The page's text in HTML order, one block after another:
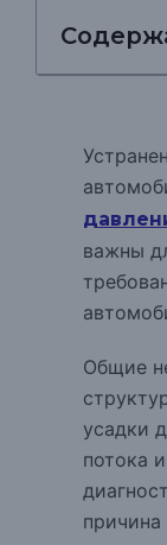
важны
Общие
усадки
потока